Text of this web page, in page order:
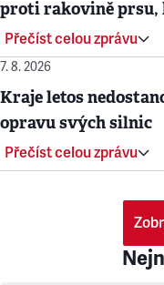
proti rakovině prsu,
Přečíst celou zprávu
7. 8. 2026
Kraje letos
opravu svých silnic
Přečíst celou zprávu